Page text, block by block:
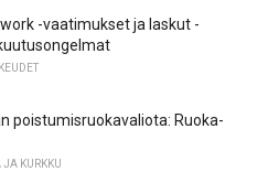
-vaatimukset ja laskut -
poistumisruokavaliota: Ruoka-
KURKKU